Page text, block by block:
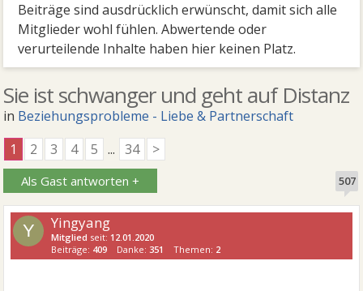
Beiträge sind ausdrücklich erwünscht, damit sich alle
Mitglieder wohl fühlen. Abwertende oder
verurteilende Inhalte haben hier keinen Platz.
Sie ist schwanger und geht auf Distanz
in Beziehungsprobleme - Liebe & Partnerschaft
1
2 3 4 5 ... 34 >
Als Gast antworten + 507
Y Yingyang
Mitglied seit: 12.01.2020
Beiträge: 409 Danke:351 Themen: 2